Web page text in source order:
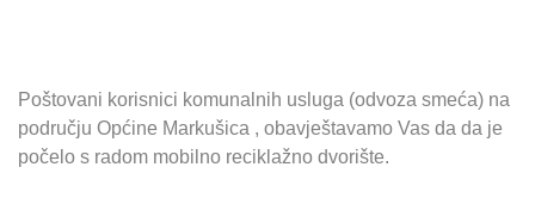
Poštovani korisnici komunalnih usluga (odvoza smeća) na
području Općine Markušica , obavještavamo Vas da da je
počelo s radom mobilno reciklažno dvorište.